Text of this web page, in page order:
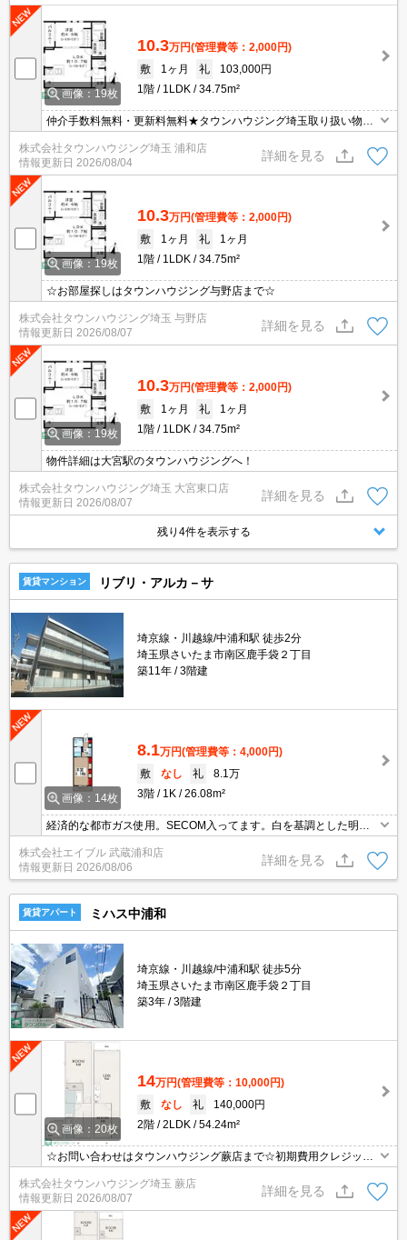
画像：19枚
10.3万円(管理費等：2,000円)
敷
1ヶ月 礼
103,000円
1階
1LDK 34.75m²
仲介手数料無料・更新料無料★タウンハウジング埼玉取り扱い物件
★他社掲載物件もまとめて紹介できます！
株式会社タウンハウジング埼玉 浦和店
情報更新日 2026/08/04
詳細を見る
画像：19枚
10.3万円(管理費等：2,000円)
敷
1ヶ月 礼
1ヶ月
1階
1LDK 34.75m²
☆お部屋探しはタウンハウジング与野店まで☆
株式会社タウンハウジング埼玉 与野店
情報更新日 2026/08/07
詳細を見る
画像：19枚
10.3万円(管理費等：2,000円)
敷
1ヶ月 礼
1ヶ月
1階
1LDK 34.75m²
物件詳細は大宮駅のタウンハウジングへ！
株式会社タウンハウジング埼玉 大宮東口店
情報更新日 2026/08/07
詳細を見る
残り4件を表示する
賃貸マンション リブリ・アルカ－サ
埼京線・川越線/中浦和駅 徒歩2分
埼玉県さいたま市南区鹿手袋２丁目
築11年
3階建
画像：14枚
8.1万円(管理費等：4,000円)
敷
なし 礼
8.1万
3階
1K 26.08m²
経済的な都市ガス使用。SECOM入ってます。白を基調とした明る
い室内。保証会社加入要(初回月額総額100%、月次月額総額1.
1%)。12ヶ月未満の解約時、違約金1ヶ月分発生。
株式会社エイブル 武蔵浦和店
情報更新日 2026/08/06
詳細を見る
賃貸アパート ミハス中浦和
埼京線・川越線/中浦和駅 徒歩5分
埼玉県さいたま市南区鹿手袋２丁目
築3年
3階建
画像：20枚
14万円(管理費等：10,000円)
敷
なし 礼
140,000円
2階
2LDK 54.24m²
☆お問い合わせはタウンハウジング蕨店まで☆初期費用クレジット
決済相談☆オンラインでの内見・契約もお気軽にご相談ください！
株式会社タウンハウジング埼玉 蕨店
情報更新日 2026/08/07
詳細を見る